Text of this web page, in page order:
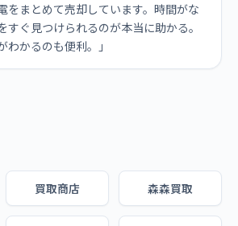
をまとめて売却しています。時間がな
すぐ見つけられるのが本当に助かる。
かるのも便利。」
買取商店 森森買取